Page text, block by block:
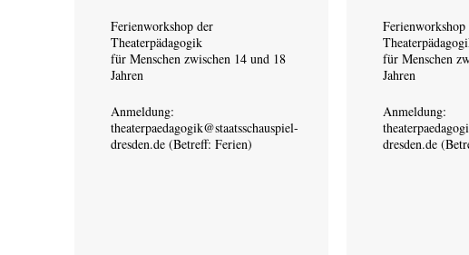
Ferienworkshop der
Theaterpädagogik
für Menschen zwischen 14 und 18
Jahren
Anmeldung:
theaterpaedagogik@staatsschauspiel-
dresden.de (Betreff: Ferien)
Ferienworkshop
für Menschen
Jahren
Anmeldung:
dresden.de